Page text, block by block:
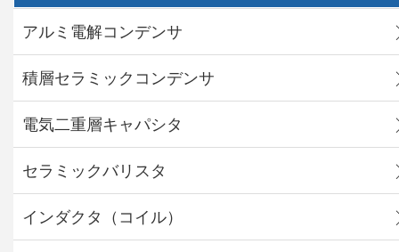
アルミ電解コンデンサ
積層セラミックコンデンサ
電気二重層キャパシタ
セラミックバリスタ
インダクタ（コイル）